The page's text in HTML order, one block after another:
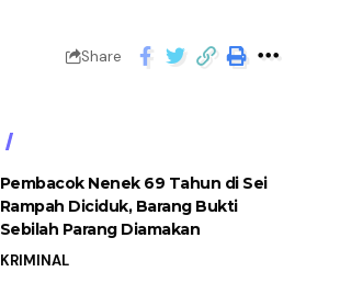
Share
Pembacok Nenek 69 Tahun di Sei
Rampah Diciduk, Barang Bukti
Sebilah Parang Diamakan
KRIMINAL